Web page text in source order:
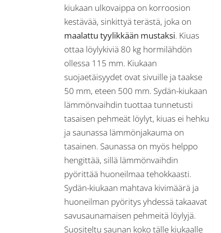
kiukaan ulkovaippa on korroosion
kestävää, sinkittyä terästä, joka on
maalattu tyylikkään mustaksi. Kiuas
ottaa löylykiviä 80 kg hormilähdön
ollessa 115 mm. Kiukaan
suojaetäisyydet ovat sivuille ja taakse
50 mm, eteen 500 mm. Sydän-kiukaan
lämmönvaihdin tuottaa tunnetusti
tasaisen pehmeät löylyt, kiuas ei hehku
ja saunassa lämmönjakauma on
tasainen. Saunassa on myös helppo
hengittää, sillä lämmönvaihdin
pyörittää huoneilmaa tehokkaasti.
Sydän-kiukaan mahtava kivimäärä ja
huoneilman pyöritys yhdessä takaavat
savusaunamaisen pehmeitä löylyjä.
Suositeltu saunan koko tälle kiukaalle